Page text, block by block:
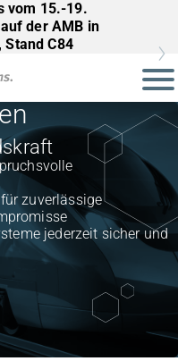
vom 15.-19.
der AMB in
Stand C84
zuverlässige
jederzeit sicher und